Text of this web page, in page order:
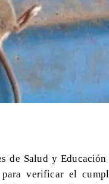
de Salud y
verificar el